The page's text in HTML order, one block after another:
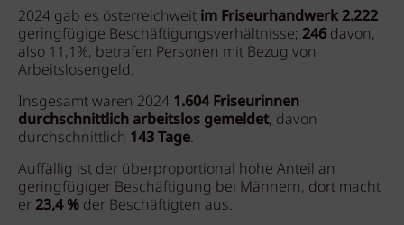
2024 gab es österreichweit im Friseurhandwerk 2.222
geringfügige Beschäftigungsverhältnisse; 246 davon,
also 11,1%, betrafen Personen mit Bezug von
Arbeitslosengeld.
Insgesamt waren 2024 1.604 Friseurinnen
durchschnittlich arbeitslos gemeldet, davon
durchschnittlich 143 Tage.
Auffällig ist der überproportional hohe Anteil an
geringfügiger Beschäftigung bei Männern, dort macht
er 23,4 % der Beschäftigten aus.